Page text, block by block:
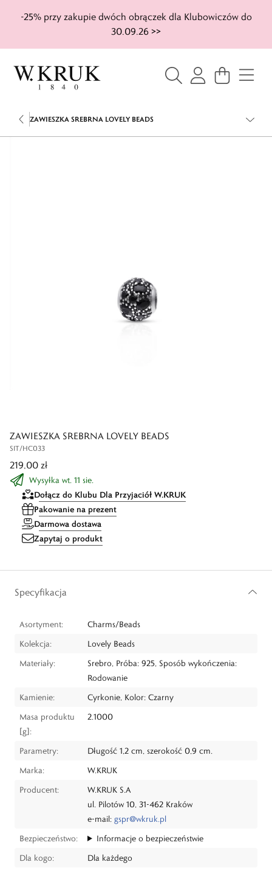
-25% przy zakupie dwóch obrączek dla Klubowiczów do
30.09.26 >>
ZAWIESZKA SREBRNA LOVELY BEADS
ZAWIESZKA SREBRNA LOVELY BEADS
SIT/HC033
219,00 zł
Wysyłka wt. 11 sie.
Dołącz do Klubu Dla Przyjaciół W.KRUK
Pakowanie na prezent
Darmowa dostawa
Zapytaj o produkt
Specyfikacja
Asortyment:
Charms/Beads
Kolekcja:
Lovely Beads
Materiały:
Srebro, Próba: 925, Sposób wykończenia:
Rodowanie
Kamienie:
Cyrkonie, Kolor: Czarny
Masa produktu
[g]:
2.1000
Parametry:
Długość 1,2 cm, szerokość 0,9 cm.
Marka:
W.KRUK
Producent:
W.KRUK S.A
ul. Pilotów 10, 31-462 Kraków
e-mail: gspr@wkruk.pl
Bezpieczeństwo:
Informacje o bezpieczeństwie
Dla kogo:
Dla każdego